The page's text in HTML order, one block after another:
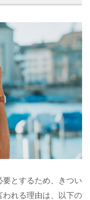
とするため、きつい
われる理由は、以下の